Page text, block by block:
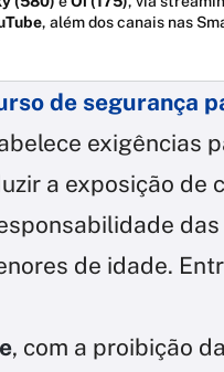
, além dos canais nas
de segurança
exigências
a exposição de
de idade.
, com a proibição